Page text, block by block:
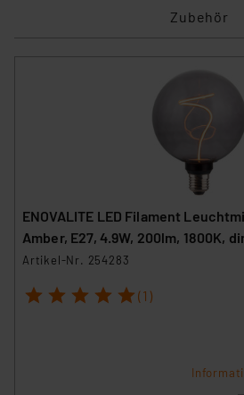
Zubehör
ENOVALITE LED Filament
Amber, E27, 4.9W, 200lm, 1800K,
Artikel-Nr. 254283
1 2 3 4 5 (1)